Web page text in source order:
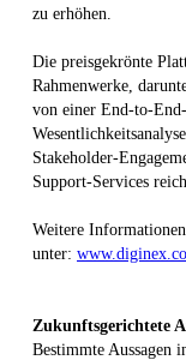
zu erhöhen.
Die preisgekrönte
Rahmenwerke,
von einer End-to-
Stakeholder-
Support-Services
Weitere
unter:
Zukunftsgerichtete
Bestimmte Aussagen